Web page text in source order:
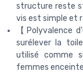
structure reste
vis est simple et
【Polyvalence
surélever la
utilisé comme
femmes